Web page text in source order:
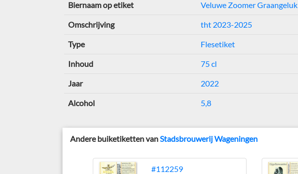
Biernaam op etiket Veluwe Zoomer Graangeluk
Omschrijving tht 2023-2025
Type Flesetiket
Inhoud 75 cl
Jaar 2022
Alcohol 5,8
Andere buiketiketten vanStadsbrouwerij Wageningen
#112259